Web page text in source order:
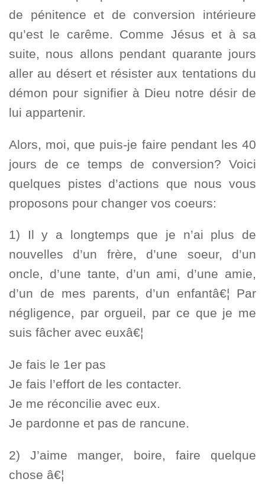
de pénitence et de conversion intérieure
qu’est le carême. Comme Jésus et à sa
suite, nous allons pendant quarante jours
aller au désert et résister aux tentations du
démon pour signifier à Dieu notre désir de
lui appartenir.
Alors, moi, que puis-je faire pendant les 40
jours de ce temps de conversion? Voici
quelques pistes d’actions que nous vous
proposons pour changer vos coeurs:
1) Il y a longtemps que je n’ai plus de
nouvelles d’un frère, d’une soeur, d’un
oncle, d’une tante, d’un ami, d’une amie,
d’un de mes parents, d’un enfantâ€¦ Par
négligence, par orgueil, par ce que je me
suis fâcher avec euxâ€¦
Je fais le 1er pas
Je fais l’effort de les contacter.
Je me réconcilie avec eux.
Je pardonne et pas de rancune.
2) J’aime manger, boire, faire quelque
chose â€¦